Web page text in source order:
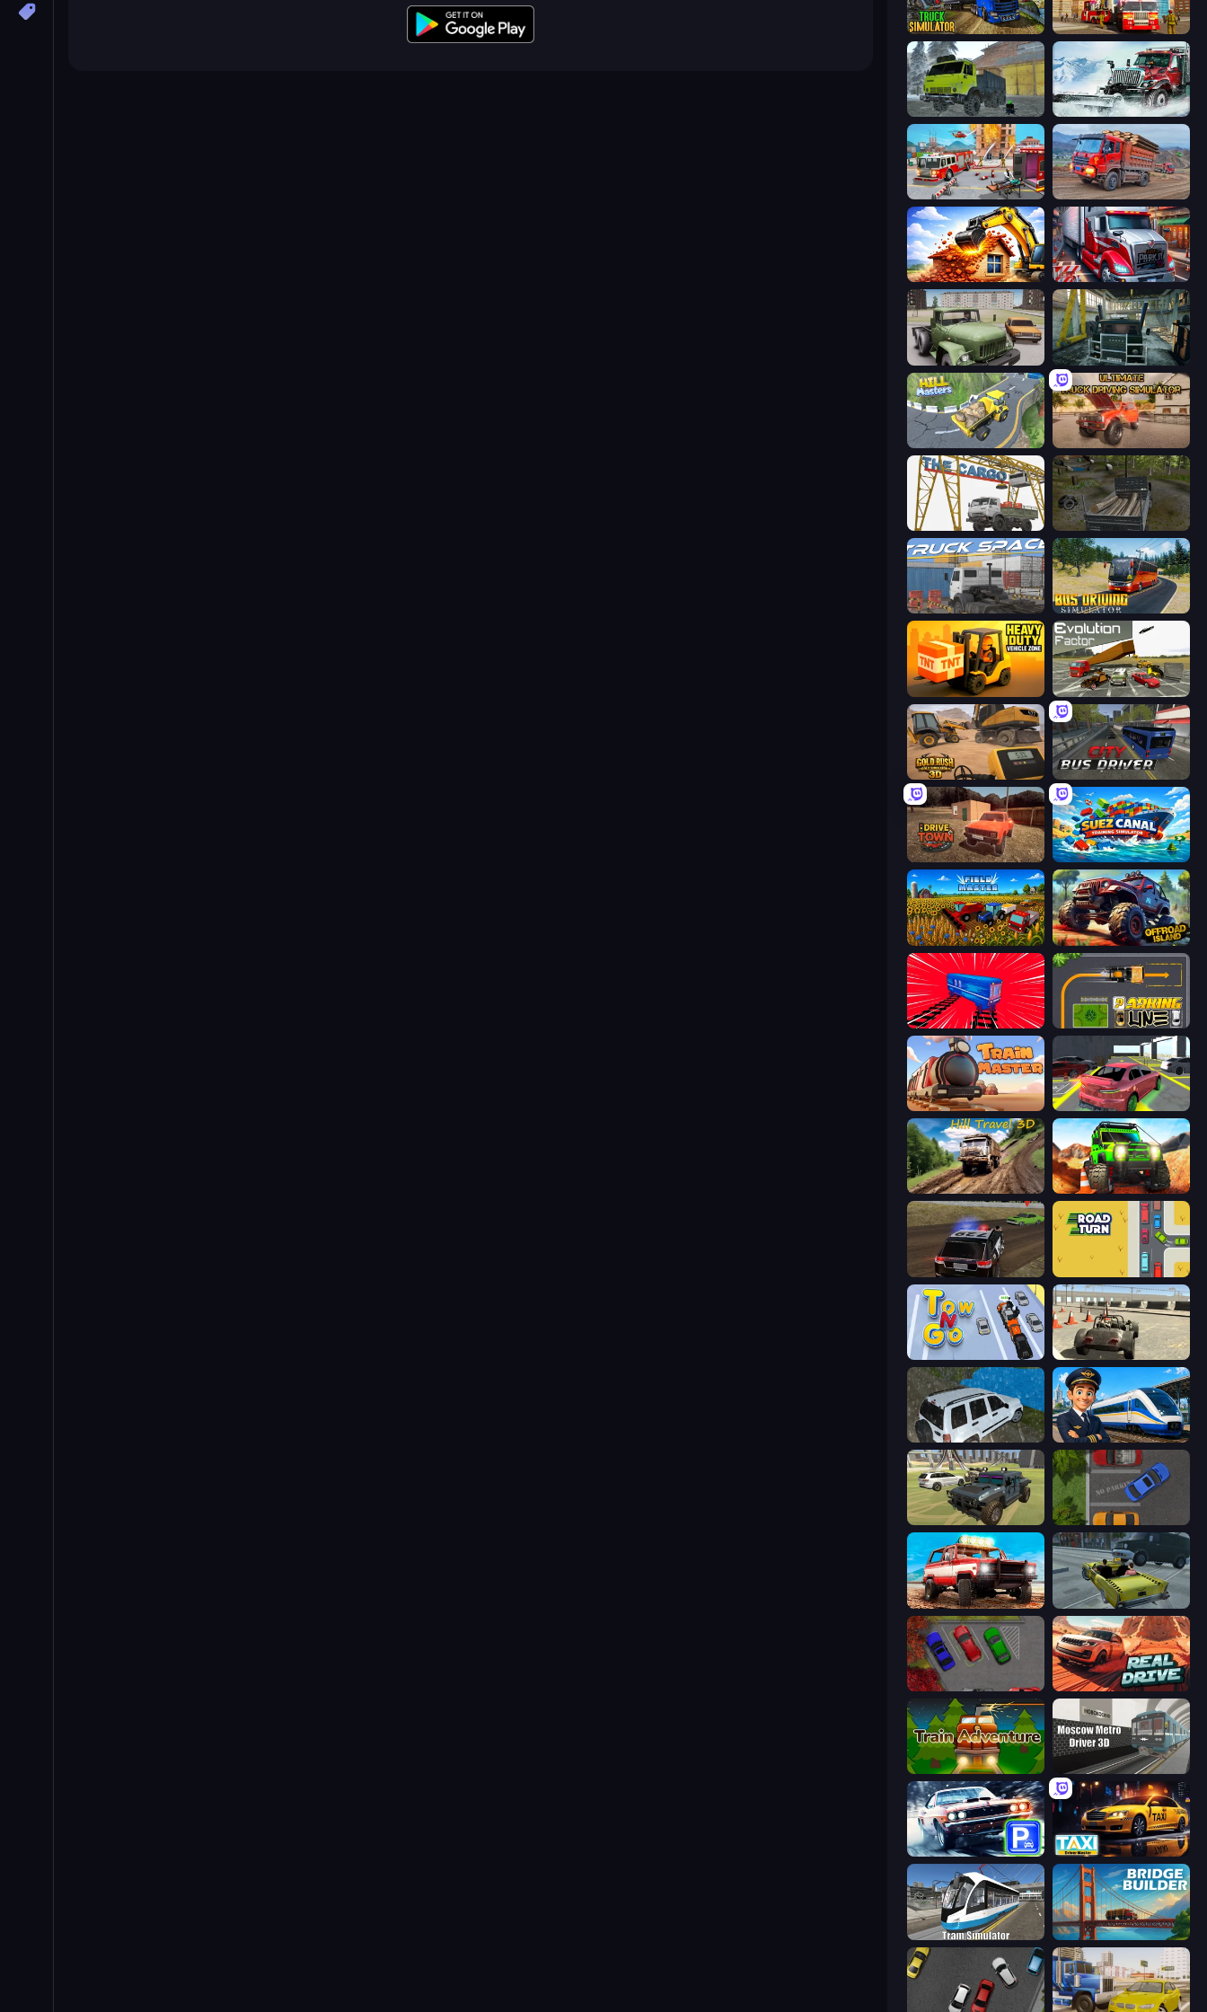
Truck Driving Simulator Game Fire Truck Driving School
Taiga Car Driver Snow Plow Truck
Fireman 2024 Cargo Truck Driver Simulator
City Constructor Just Park It 12
Truck Driver Easy Road Kamaz Truck Driver
Hill Masters Ultimate Truck Driving Simulator 2020
The Cargo Russian Delivery Club Baikal
Truck Space Bus Driving Simulator
Evolution Factor
Gold Rush: Gold Simulator 3D City Bus Driver
DriveTown Suez Canal Training Simulator
Field Master Offroad Island
Train Drift Parking Line
Train Master Garage Parking
Hill Travel 3D Offroad Life 3D
POLICE Chase Simulator
Tow N Go Free Rally
Offroad Prado Mountain Hill Climbing Idle Train Empire Tycoon
4x4 Offroader Parking Space
Offroad Masters Challenge Freak Taxi Simulator
OK Parking Real Drive 3D Parking Games
Train Adventure
Real Car Parking Taxi Driver: Master
Tram Simulator Bridge Builder